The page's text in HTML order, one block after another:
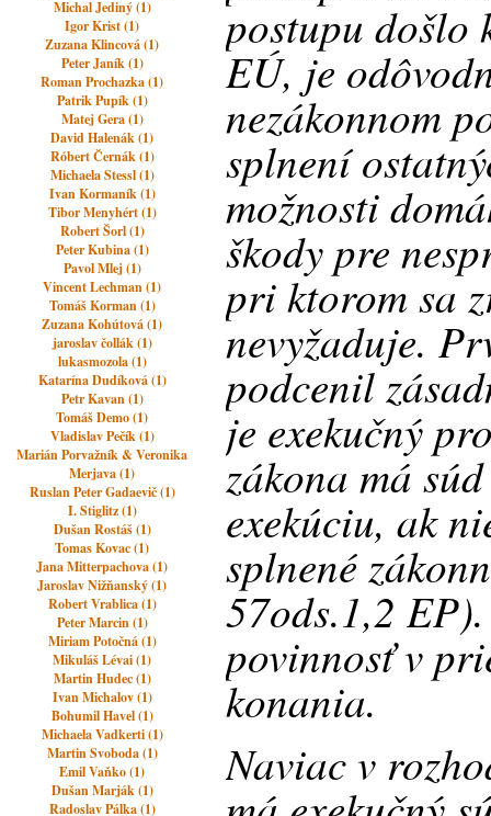
Michal Jediný (1)
Igor Krist (1)
Zuzana Klincová (1)
Peter Janík (1)
Roman Prochazka (1)
Patrik Pupík (1)
Matej Gera (1)
David Halenák (1)
Róbert Černák (1)
Michaela Stessl (1)
Ivan Kormaník (1)
Tibor Menyhért (1)
Robert Šorl (1)
Peter Kubina (1)
Pavol Mlej (1)
Vincent Lechman (1)
Tomáš Korman (1)
Zuzana Kohútová (1)
jaroslav čollák (1)
lukasmozola (1)
Katarína Dudíková (1)
Petr Kavan (1)
Tomáš Demo (1)
Vladislav Pečík (1)
Marián Porvažník & Veronika
Merjava (1)
Ruslan Peter Gadaevič (1)
I. Stiglitz (1)
Dušan Rostáš (1)
Tomas Kovac (1)
Jana Mitterpachova (1)
Jaroslav Nižňanský (1)
Robert Vrablica (1)
Peter Marcin (1)
Miriam Potočná (1)
Mikuláš Lévai (1)
Martin Hudec (1)
Ivan Michalov (1)
Bohumil Havel (1)
Michaela Vadkerti (1)
Martin Svoboda (1)
Emil Vaňko (1)
Dušan Marják (1)
Radoslav Pálka (1)
postupu došlo
EÚ, je
nezákonnom
splnení
možnosti
škody pre
pri ktorom sa
nevyžaduje.
podcenil
je exekučný
zákona má
exekúciu, ak
splnené
57ods.1,2
povinnosť v
konania.
Naviac v